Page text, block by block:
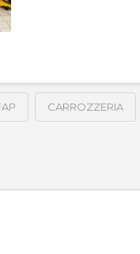
CARROZZERIA